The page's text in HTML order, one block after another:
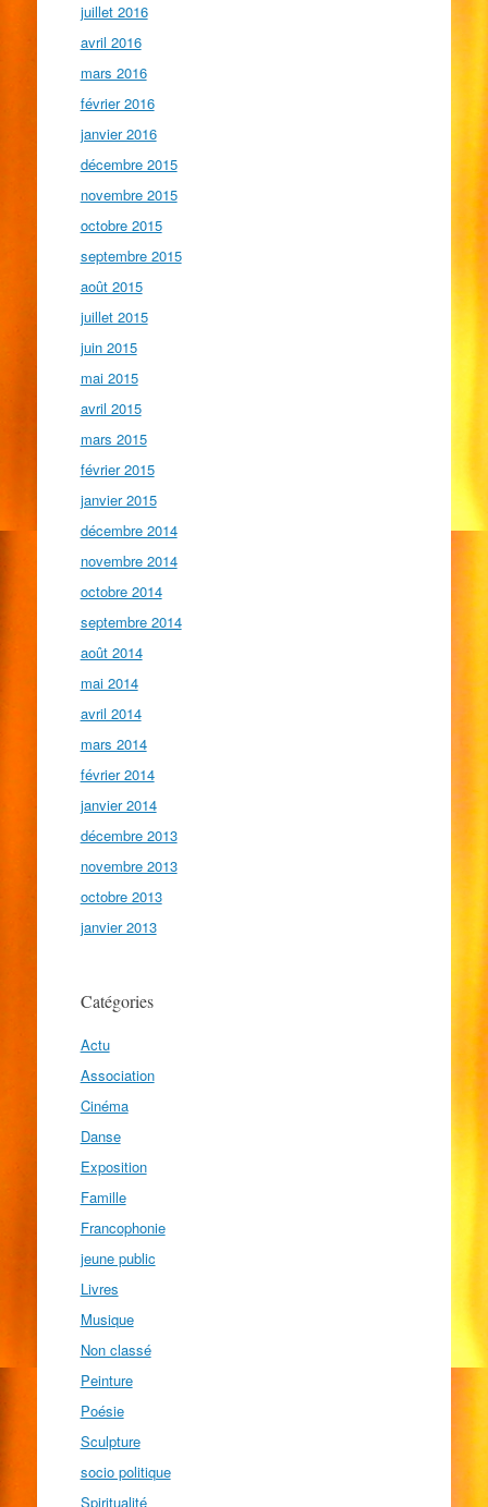
juillet 2016
avril 2016
mars 2016
février 2016
janvier 2016
décembre 2015
novembre 2015
octobre 2015
septembre 2015
août 2015
juillet 2015
juin 2015
mai 2015
avril 2015
mars 2015
février 2015
janvier 2015
décembre 2014
novembre 2014
octobre 2014
septembre 2014
août 2014
mai 2014
avril 2014
mars 2014
février 2014
janvier 2014
décembre 2013
novembre 2013
octobre 2013
janvier 2013
Catégories
Actu
Association
Cinéma
Danse
Exposition
Famille
Francophonie
jeune public
Livres
Musique
Non classé
Peinture
Poésie
Sculpture
socio politique
Spiritualité